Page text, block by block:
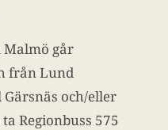
Malmö går
från Lund
och/eller
Regionbuss 575